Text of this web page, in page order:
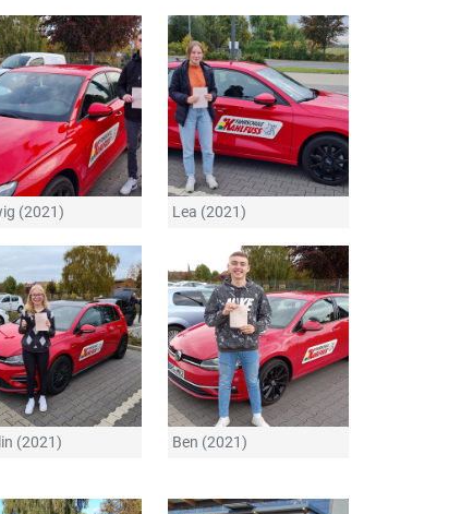
(2021) Lea (2021)
(2021) Ben (2021)